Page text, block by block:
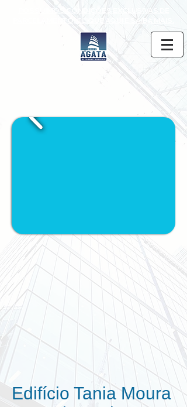
POSSUIMOS CONDIÇÕES EXCLUSIVAS DE
PARCELAMENTO, CLIQUE AQUI E SAIBA MAIS.
Edifício Tania Moura